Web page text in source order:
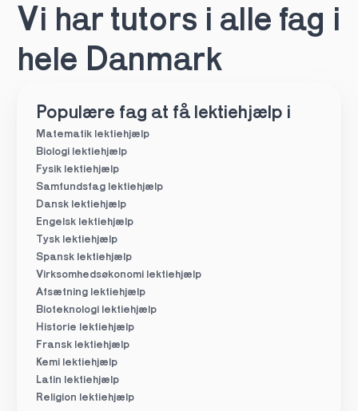
Vi har tutors i alle fag i
hele Danmark
Populære fag at få lektiehjælp i
Matematik lektiehjælp
Biologi lektiehjælp
Fysik lektiehjælp
Samfundsfag lektiehjælp
Dansk lektiehjælp
Engelsk lektiehjælp
Tysk lektiehjælp
Spansk lektiehjælp
Virksomhedsøkonomi lektiehjælp
Afsætning lektiehjælp
Bioteknologi lektiehjælp
Historie lektiehjælp
Fransk lektiehjælp
Kemi lektiehjælp
Latin lektiehjælp
Religion lektiehjælp